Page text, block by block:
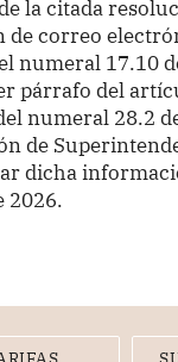
la citada
de correo
numeral 17.10
párrafo del
numeral 28.2
de
dicha
2026.